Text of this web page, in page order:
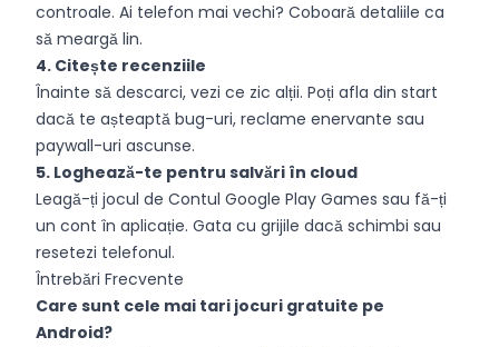
controale. Ai telefon mai vechi? Coboară detaliile ca
să meargă lin.
4. Citește recenziile
Înainte să descarci, vezi ce zic alții. Poți afla din start
dacă te așteaptă bug-uri, reclame enervante sau
paywall-uri ascunse.
5. Loghează-te pentru salvări în cloud
Leagă-ți jocul de Contul Google Play Games sau fă-ți
un cont în aplicație. Gata cu grijile dacă schimbi sau
resetezi telefonul.
Întrebări Frecvente
Care sunt cele mai tari jocuri gratuite pe
Android?